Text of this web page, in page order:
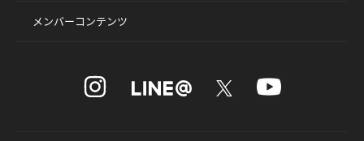
メンバーコンテンツ